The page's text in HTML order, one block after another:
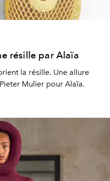
résille par Alaïa
la résille. Une allure
Mulier pour Alaïa.